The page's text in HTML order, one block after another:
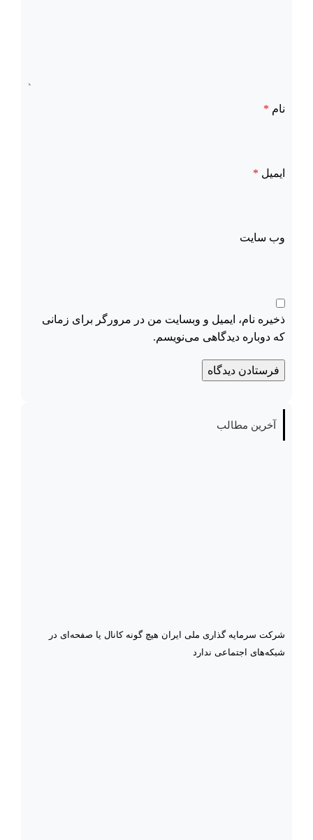
نام *
ایمیل *
وب‌ سایت
ذخیره نام، ایمیل و وبسایت من در مرورگر برای زمانی
که دوباره دیدگاهی می‌نویسم.
آخرین مطالب
شرکت سرمایه گذاری ملی ایران هیچ گونه کانال یا صفحه‌ای در
شبکه‌های اجتماعی ندارد